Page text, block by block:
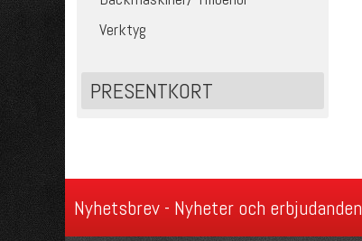
Verktyg
PRESENTKORT
Nyhetsbrev - Nyheter och erbjudanden